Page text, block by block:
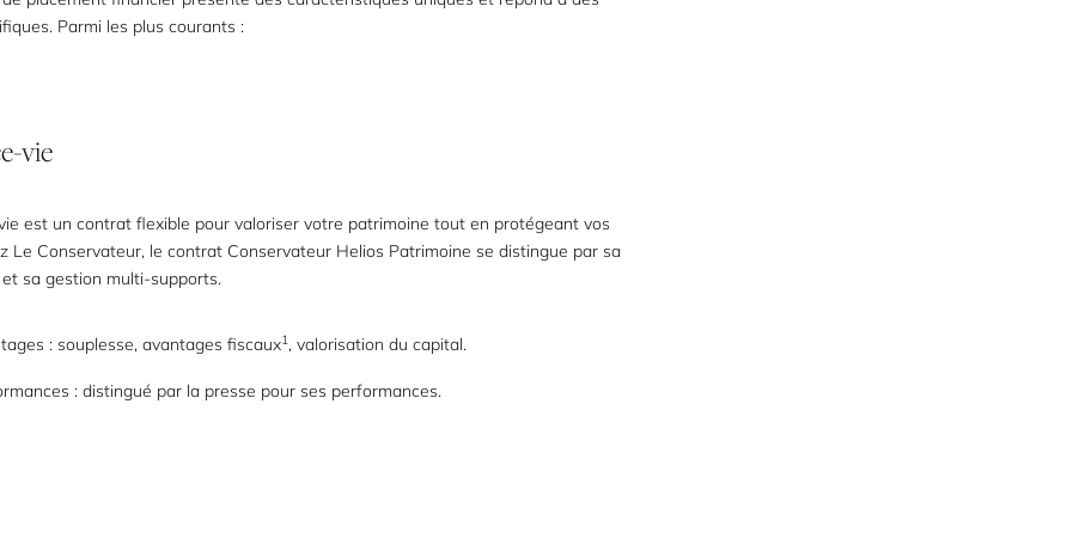
Parmi les plus courants :
vie
est un contrat flexible pour valoriser votre patrimoine tout en protégeant vos
Le Conservateur, le contrat Conservateur Helios Patrimoine se distingue par sa
sa gestion multi-supports.
: souplesse, avantages fiscaux1 , valorisation du capital.
: distingué par la presse pour ses performances.